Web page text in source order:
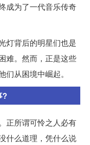
成为了一代音乐传奇
灯背后的明星们也是
难。然而，正是这些
从困境中崛起。
?
正所谓可怜之人必有
什么道理，凭什么说